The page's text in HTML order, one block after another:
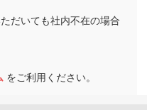
だいても社内不在の場合
をご利用ください。